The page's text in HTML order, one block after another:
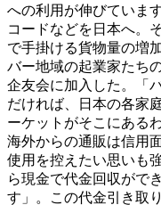
への利用が伸びていま
コードなどを日本へ。
で手掛ける貨物量の増
バー地域の起業家たち
企友会に加入した。「
だければ、日本の各家
ーケットがそこにある
海外からの通販は信用
使用を控えたい思いも
ら現金で代金回収がで
す」。この代金引き取